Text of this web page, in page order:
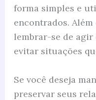
forma simples e
encontrados.
lembrar-se de
evitar situações
Se você deseja
preservar seus